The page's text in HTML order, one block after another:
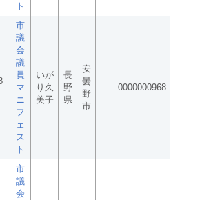
ト
市
議
会
議
員
マ
ニ
フ
ェ
ス
ト
いが
り久
美子
長
野
県
安
曇
野
市
0000000968
市
議
会